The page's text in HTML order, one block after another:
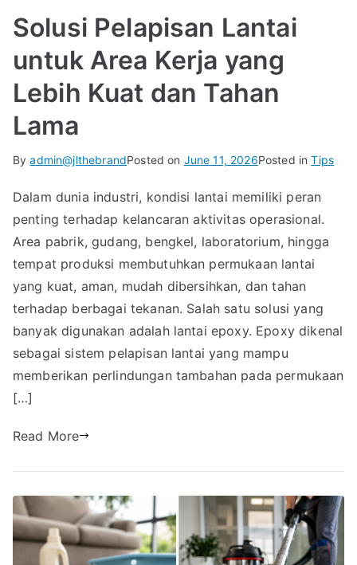
Solusi Pelapisan Lantai
untuk Area Kerja yang
Lebih Kuat dan Tahan
Lama
Byadmin@jlthebrandPosted on June 11, 2026Posted inTips
Dalam dunia industri, kondisi lantai memiliki peran
penting terhadap kelancaran aktivitas operasional.
Area pabrik, gudang, bengkel, laboratorium, hingga
tempat produksi membutuhkan permukaan lantai
yang kuat, aman, mudah dibersihkan, dan tahan
terhadap berbagai tekanan. Salah satu solusi yang
banyak digunakan adalah lantai epoxy. Epoxy dikenal
sebagai sistem pelapisan lantai yang mampu
memberikan perlindungan tambahan pada permukaan
[…]
Read More